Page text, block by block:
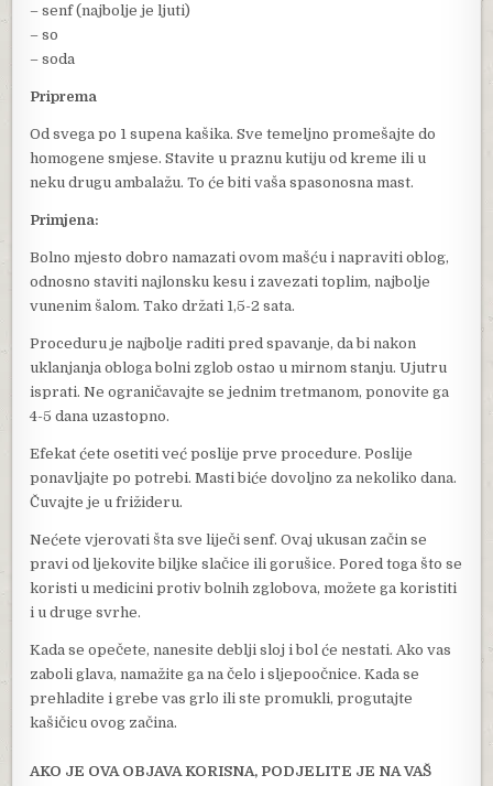
– senf (najbolje je ljuti)
– so
– soda
Priprema
Od svega po 1 supena kašika. Sve temeljno promešajte do
homogene smjese. Stavite u praznu kutiju od kreme ili u
neku drugu ambalažu. To će biti vaša spasonosna mast.
Primjena:
Bolno mjesto dobro namazati ovom mašću i napraviti oblog,
odnosno staviti najlonsku kesu i zavezati toplim, najbolje
vunenim šalom. Tako držati 1,5-2 sata.
Proceduru je najbolje raditi pred spavanje, da bi nakon
uklanjanja obloga bolni zglob ostao u mirnom stanju. Ujutru
isprati. Ne ograničavajte se jednim tretmanom, ponovite ga
4-5 dana uzastopno.
Efekat ćete osetiti već poslije prve procedure. Poslije
ponavljajte po potrebi. Masti biće dovoljno za nekoliko dana.
Čuvajte je u frižideru.
Nećete vjerovati šta sve liječi senf. Ovaj ukusan začin se
pravi od ljekovite biljke slačice ili gorušice. Pored toga što se
koristi u medicini protiv bolnih zglobova, možete ga koristiti
i u druge svrhe.
Kada se opečete, nanesite deblji sloj i bol će nestati. Ako vas
zaboli glava, namažite ga na čelo i sljepoočnice. Kada se
prehladite i grebe vas grlo ili ste promukli, progutajte
kašičicu ovog začina.
AKO JE OVA OBJAVA KORISNA, PODJELITE JE NA VAŠ